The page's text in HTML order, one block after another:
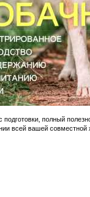
полный
всей вашей совместной